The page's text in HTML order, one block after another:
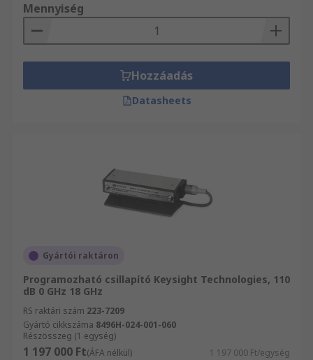
Mennyiség
Hozzáadás
Datasheets
Gyártói raktáron
Programozható csillapító Keysight Technologies, 110
dB 0 GHz 18 GHz
RS raktári szám 223-7209
Gyártó cikkszáma 8496H-024-001-060
Részösszeg (1 egység)
1 197 000 Ft(ÁFA nélkül) 1 197 000 Ft/egység